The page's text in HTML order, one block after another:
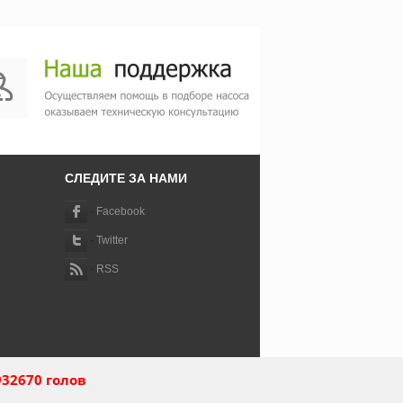
СЛЕДИТЕ ЗА НАМИ
Facebook
Twitter
RSS
голов